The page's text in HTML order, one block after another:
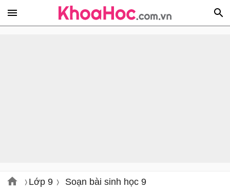
Lớp 9 Soạn bài sinh học 9